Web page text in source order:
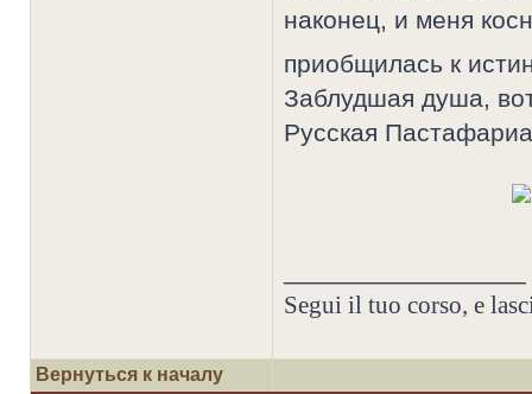
наконец, и меня
приобщилась к
Заблудшая душа,
Русская
Segui il tuo corso, e
Вернуться к началу